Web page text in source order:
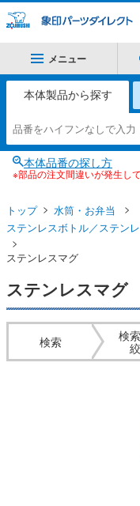
メニュー
本体製品から探す
本体品番の探し方
※部品の注文間違いが発生し
トップ
水筒・お弁当
ステンレスボトル／ステン
ステンレスマグ
ステンレスマグ
検索
検